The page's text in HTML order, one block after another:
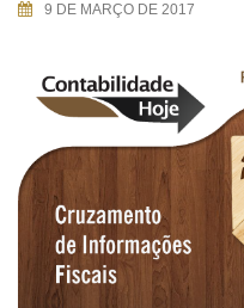
9 DE MARÇO DE 2017